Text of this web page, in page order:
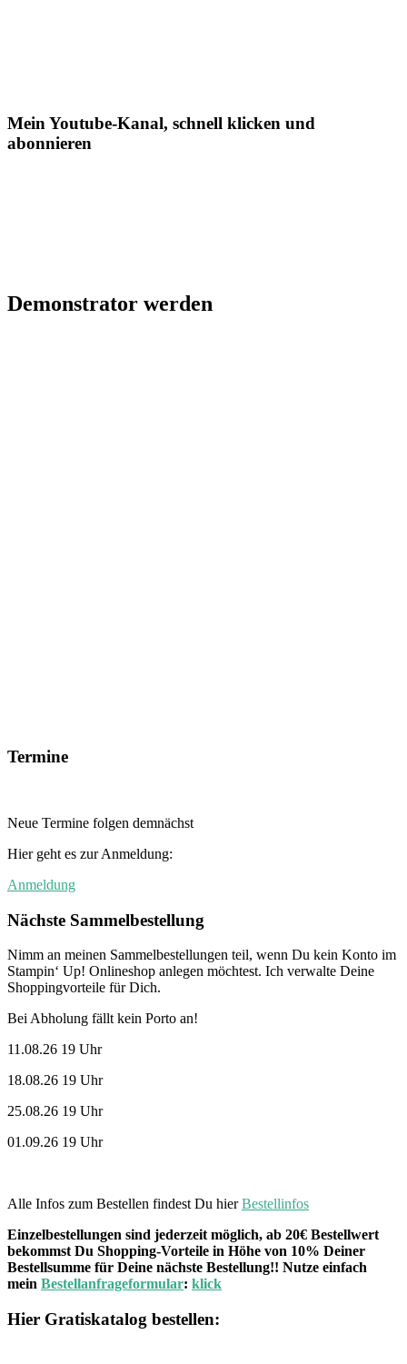
Mein Youtube-Kanal, schnell klicken und
abonnieren
Demonstrator werden
Termine
Neue Termine folgen demnächst
Hier geht es zur Anmeldung:
Anmeldung
Nächste Sammelbestellung
Nimm an meinen Sammelbestellungen teil, wenn Du kein Konto im
Stampin‘ Up! Onlineshop anlegen möchtest. Ich verwalte Deine
Shoppingvorteile für Dich.
Bei Abholung fällt kein Porto an!
11.08.26 19 Uhr
18.08.26 19 Uhr
25.08.26 19 Uhr
01.09.26 19 Uhr
Alle Infos zum Bestellen findest Du hierBestellinfos
Einzelbestellungen sind jederzeit möglich, ab 20€ Bestellwert
bekommst Du Shopping-Vorteile in Höhe von 10% Deiner
Bestellsumme für Deine nächste Bestellung!! Nutze einfach
mein Bestellanfrageformular: klick
Hier Gratiskatalog bestellen: